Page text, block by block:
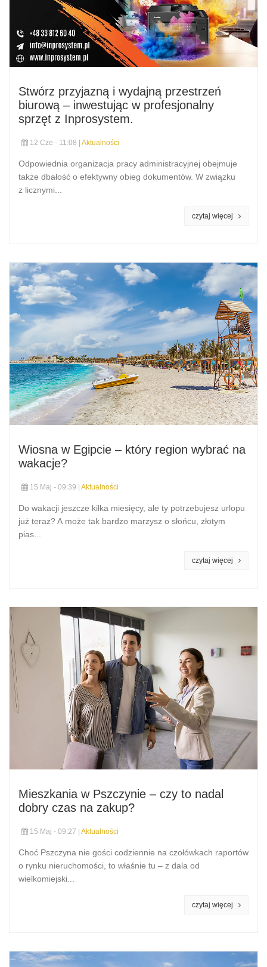
Stwórz przyjazną i wydajną przestrzeń
biurową – inwestując w profesjonalny
sprzęt z Inprosystem.
12 Cze - 11:08 | Aktualności
Odpowiednia organizacja pracy administracyjnej obejmuje
także dbałość o efektywny obieg dokumentów. W związku
z licznymi...
Wiosna w Egipcie – który region wybrać na
wakacje?
15 Maj - 09:39 | Aktualności
Do wakacji jeszcze kilka miesięcy, ale ty potrzebujesz urlopu
już teraz? A może tak bardzo marzysz o słońcu, złotym
pias...
Mieszkania w Pszczynie – czy to nadal
dobry czas na zakup?
15 Maj - 09:27 | Aktualności
Choć Pszczyna nie gości codziennie na czołówkach raportów
o rynku nieruchomości, to właśnie tu – z dala od
wielkomiejski...